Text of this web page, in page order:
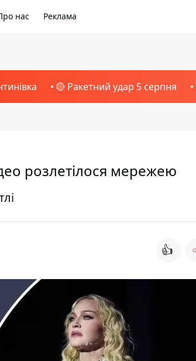
нас Реклама
🔴 Ракетний удар 5 серпня
розлетілося мережею
👍